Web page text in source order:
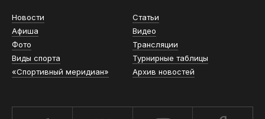
Новости
Статьи
Афиша
Видео
Фото
Трансляции
Виды спорта
Турнирные таблицы
«Спортивный меридиан»
Архив новостей